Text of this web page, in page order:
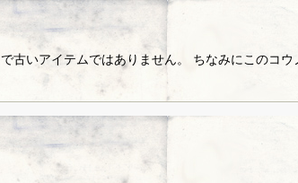
いアイテムではありません。 ちなみにこのコ